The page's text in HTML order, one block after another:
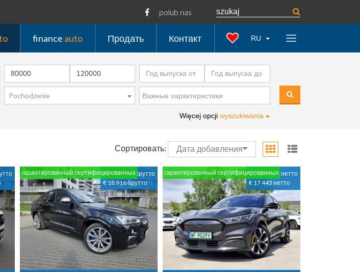
polub nas
finance auto Продать Контакт RU
Pochodzenie
Więcej opcji wyszukiwania
Сортировать: Дата добавления
89 900 PLN брутто
€ 18 916 брутто
гарантированный сертифицированных
82 900 PLN нетто
€ 17 443 нетто
гарантированный сертифицированных